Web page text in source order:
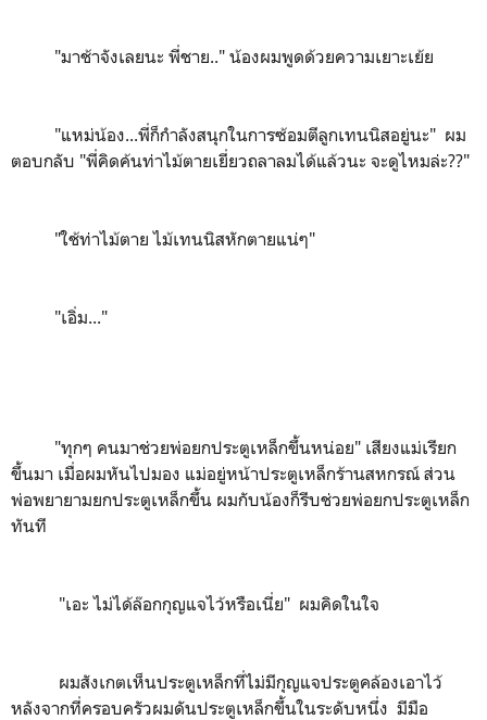
"มาช้าจังเลยนะ พี่ชาย.." น้องผมพูดด้วยความเยาะเย้ย
"แหม่น้อง...พี่ก็กำลังสนุกในการซ้อมตีลูกเทนนิสอยู่นะ" ผม
ตอบกลับ "พี่คิดค้นท่าไม้ตายเยี่ยวถลาลมได้แล้วนะ จะดูไหมล่ะ??"
"ใช้ท่าไม้ตาย ไม้เทนนิสหักตายแน่ๆ"
"เอิ่ม..."
"ทุกๆ คนมาช่วยพ่อยกประตูเหล็กขึ้นหน่อย" เสียงแม่เรียก
ขึ้นมา เมื่อผมหันไปมอง แม่อยู่หน้าประตูเหล็กร้านสหกรณ์ ส่วน
พ่อพยายามยกประตูเหล็กขึ้น ผมกับน้องก็รีบช่วยพ่อยกประตูเหล็ก
ทันที
"เอะ ไม่ได้ล๊อกกุญแจไว้หรือเนี่ย" ผมคิดในใจ
ผมสังเกตเห็นประตูเหล็กที่ไม่มีกุญแจประตูคล้องเอาไว้
หลังจากที่ครอบครัวผมดันประตูเหล็กขึ้นในระดับหนึ่ง มีมือ